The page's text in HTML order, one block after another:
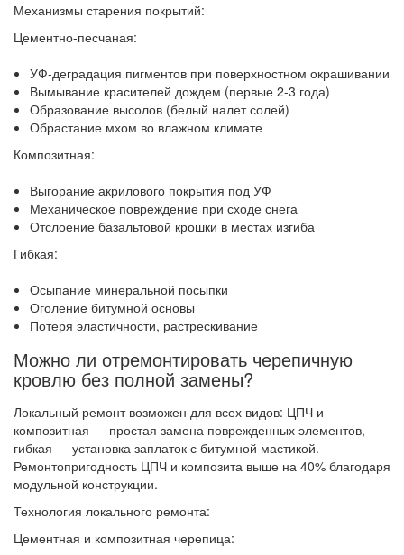
Механизмы старения покрытий:
Цементно-песчаная:
УФ-деградация пигментов при поверхностном окрашивании
Вымывание красителей дождем (первые 2-3 года)
Образование высолов (белый налет солей)
Обрастание мхом во влажном климате
Композитная:
Выгорание акрилового покрытия под УФ
Механическое повреждение при сходе снега
Отслоение базальтовой крошки в местах изгиба
Гибкая:
Осыпание минеральной посыпки
Оголение битумной основы
Потеря эластичности, растрескивание
Можно ли отремонтировать черепичную
кровлю без полной замены?
Локальный ремонт возможен для всех видов: ЦПЧ и
композитная — простая замена поврежденных элементов,
гибкая — установка заплаток с битумной мастикой.
Ремонтопригодность ЦПЧ и композита выше на 40% благодаря
модульной конструкции.
Технология локального ремонта:
Цементная и композитная черепица: